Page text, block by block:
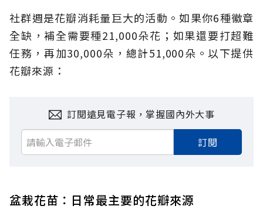
社群週是花瓣消耗量巨大的活動。如果你6種徽章
全缺，補全需要種21,000朵花；如果還要打超難
任務，再加30,000朵，總計51,000朵。以下提供
花瓣來源：
訂閱遠見電子報，掌握國內外大事
訂閱
盆栽花苗：日常最主要的花瓣來源